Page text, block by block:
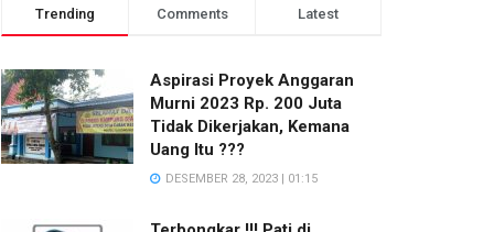
Trending Comments Latest
Aspirasi Proyek Anggaran
Murni 2023 Rp. 200 Juta
Tidak Dikerjakan, Kemana
Uang Itu ???
DESEMBER 28, 2023 | 01:15